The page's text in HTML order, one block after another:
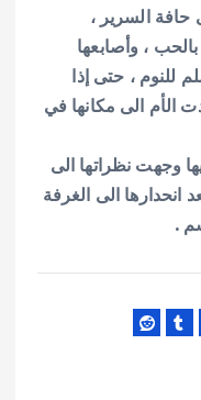
السرير ،
، وأصابعها
للنوم ، حتى إذا
الأم الى مكانها في
وجهت نظراتها الى
الى الغرفة
.